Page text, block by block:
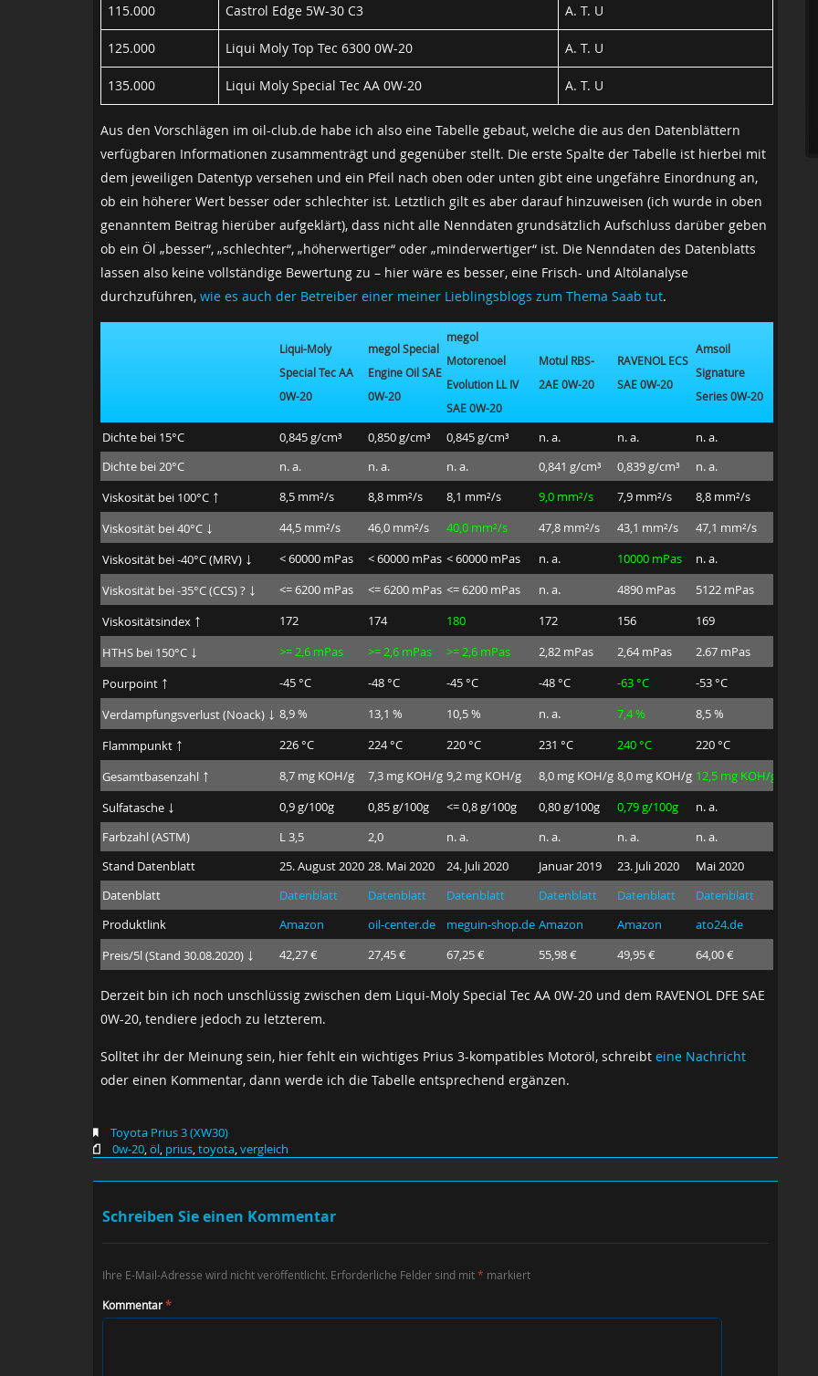
115.000 Castrol Edge 5W-30 C3 A. T. U
125.000 Liqui Moly Top Tec 6300 0W-20 A. T. U
135.000 Liqui Moly Special Tec AA 0W-20 A. T. U
Aus den Vorschlägen im oil-club.de habe ich also eine Tabelle gebaut, welche die aus den Datenblättern
verfügbaren Informationen zusammenträgt und gegenüber stellt. Die erste Spalte der Tabelle ist hierbei mit
dem jeweiligen Datentyp versehen und ein Pfeil nach oben oder unten gibt eine ungefähre Einordnung an,
ob ein höherer Wert besser oder schlechter ist. Letztlich gilt es aber darauf hinzuweisen (ich wurde in oben
genanntem Beitrag hierüber aufgeklärt), dass nicht alle Nenndaten grundsätzlich Aufschluss darüber geben
ob ein Öl „besser“, „schlechter“, „höherwertiger“ oder „minderwertiger“ ist. Die Nenndaten des Datenblatts
lassen also keine vollständige Bewertung zu – hier wäre es besser, eine Frisch- und Altölanalyse
durchzuführen, wie es auch der Betreiber einer meiner Lieblingsblogs zum Thema Saab tut.
Liqui-Moly
Special Tec AA
0W-20
megol Special
Engine Oil SAE
0W-20
megol
Motorenoel
Evolution LL IV
SAE 0W-20
Motul RBS-
2AE 0W-20
RAVENOL ECS
SAE 0W-20
Amsoil
Signature
Series 0W-20
Dichte bei 15°C 0,845 g/cm³ 0,850 g/cm³ 0,845 g/cm³ n. a. n. a. n. a.
Dichte bei 20°C
n. a. n. a. n. a. 0,841 g/cm³ 0,839 g/cm³ n. a.
Viskosität bei 100°C ↑ 8,5 mm²/s 8,8 mm²/s 8,1 mm²/s 9,0 mm²/s 7,9 mm²/s 8,8 mm²/s
Viskosität bei 40°C ↓ 44,5 mm²/s 46,0 mm²/s 40,0 mm²/s 47,8 mm²/s 43,1 mm²/s 47,1 mm²/s
Viskosität bei -40°C (MRV) ↓ < 60000 mPas < 60000 mPas < 60000 mPas n. a. 10000 mPas n. a.
Viskosität bei -35°C (CCS) ? ↓ <= 6200 mPas <= 6200 mPas <= 6200 mPas n. a. 4890 mPas 5122 mPas
Viskositätsindex ↑ 172 174 180 172 156 169
HTHS bei 150°C ↓ >= 2,6 mPas >= 2,6 mPas >= 2,6 mPas 2,82 mPas 2,64 mPas 2.67 mPas
Pourpoint ↑ -45 °C -48 °C -45 °C -48 °C -63 °C -53 °C
Verdampfungsverlust (Noack) ↓ 8,9 % 13,1 % 10,5 % n. a. 7,4 % 8,5 %
Flammpunkt ↑ 226 °C 224 °C 220 °C 231 °C 240 °C 220 °C
Gesamtbasenzahl ↑ 8,7 mg KOH/g 7,3 mg KOH/g 9,2 mg KOH/g 8,0 mg KOH/g 8,0 mg KOH/g 12,5 mg KOH/g
Sulfatasche ↓ 0,9 g/100g 0,85 g/100g <= 0,8 g/100g 0,80 g/100g 0,79 g/100g n. a.
Farbzahl (ASTM)
L 3,5 2,0 n. a. n. a. n. a. n. a.
Stand Datenblatt
25. August 2020 28. Mai 2020 24. Juli 2020 Januar 2019 23. Juli 2020 Mai 2020
Datenblatt
Datenblatt Datenblatt Datenblatt Datenblatt Datenblatt Datenblatt
Produktlink
Amazon oil-center.de meguin-shop.de Amazon Amazon ato24.de
Preis/5l (Stand 30.08.2020) ↓ 42,27 € 27,45 € 67,25 € 55,98 € 49,95 € 64,00 €
Derzeit bin ich noch unschlüssig zwischen dem Liqui-Moly Special Tec AA 0W-20 und dem RAVENOL DFE SAE
0W-20, tendiere jedoch zu letzterem.
Solltet ihr der Meinung sein, hier fehlt ein wichtiges Prius 3-kompatibles Motoröl, schreibt eine Nachricht
oder einen Kommentar, dann werde ich die Tabelle entsprechend ergänzen.
Toyota Prius 3 (XW30)
0w-20 öl prius toyota vergleich
Schreiben Sie einen Kommentar
Ihre E-Mail-Adresse wird nicht veröffentlicht. Erforderliche Felder sind mit* markiert
Kommentar*